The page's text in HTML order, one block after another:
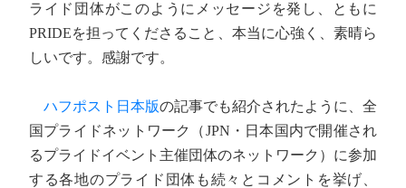
ライド団体がこのようにメッセージを発し、ともに
PRIDEを担ってくださること、本当に心強く、素晴ら
しいです。感謝です。
ハフポスト日本版の記事でも紹介されたように、全
国プライドネットワーク（JPN・日本国内で開催され
るプライドイベント主催団体のネットワーク）に参加
する各地のプライド団体も続々とコメントを挙げ、